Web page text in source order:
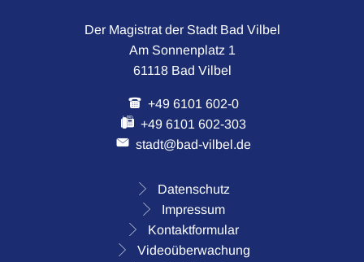
Der Magistrat der Stadt Bad Vilbel
Am Sonnenplatz 1
61118 Bad Vilbel
+49 6101 602-0
+49 6101 602-303
stadt@bad-vilbel.de
Datenschutz
Impressum
Kontaktformular
Videoüberwachung